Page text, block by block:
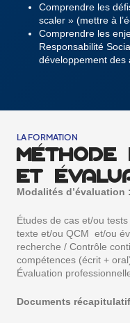
Comprendre les
scaler » (mettre à
Comprendre les
Responsabilité
développement des
LA FORMATION
MÉTHODE
ET
Modalités d’évaluation :
Études de cas et/ou
texte et/ou QCM et/ou
recherche / Contrôle
compétences (écrit +
Évaluation
Documents